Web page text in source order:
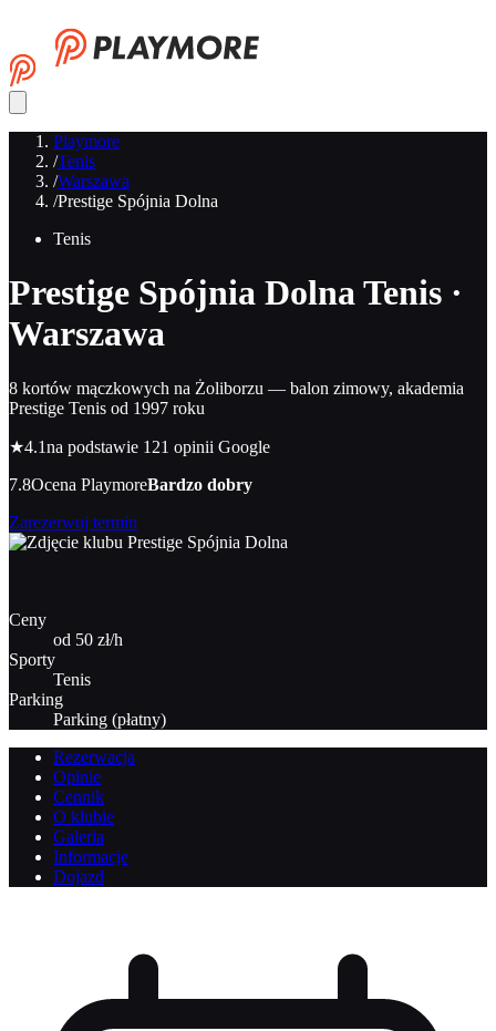
Playmore
/Tenis
/Warszawa
/Prestige Spójnia Dolna
Tenis
Prestige Spójnia DolnaTenis ·
Warszawa
8 kortów mączkowych na Żoliborzu — balon zimowy, akademia
Prestige Tenis od 1997 roku
★4.1na podstawie 121 opinii Google
7.8Ocena PlaymoreBardzo dobry
Zarezerwuj termin
Ceny
od 50 zł/h
Sporty
Tenis
Parking
Parking (płatny)
Rezerwacja
Opinie
Cennik
O klubie
Galeria
Informacje
Dojazd